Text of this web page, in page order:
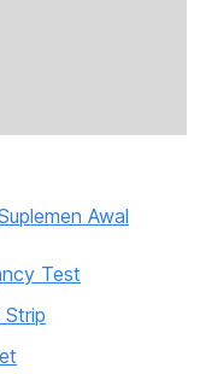
Awal
Test